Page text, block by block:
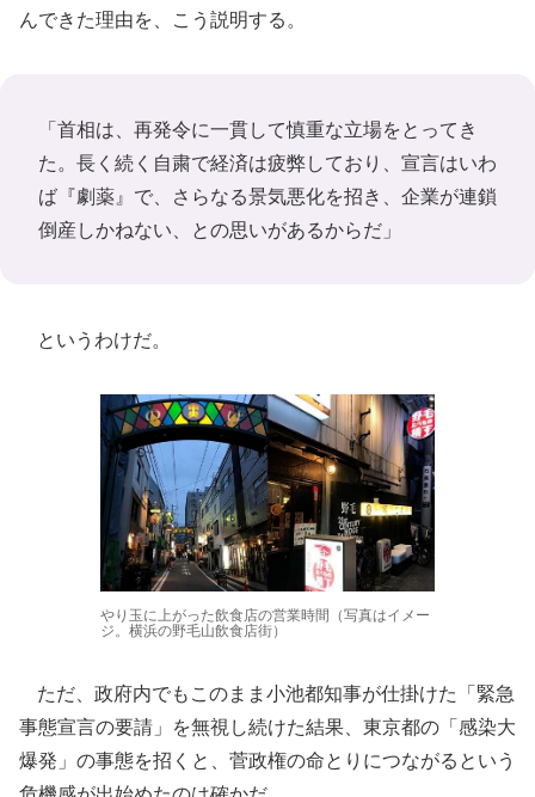
んできた理由を、こう説明する。
「首相は、再発令に一貫して慎重な立場をとってき
た。長く続く自粛で経済は疲弊しており、宣言はいわ
ば『劇薬』で、さらなる景気悪化を招き、企業が連鎖
倒産しかねない、との思いがあるからだ」
というわけだ。
やり玉に上がった飲食店の営業時間（写真はイメー
ジ。横浜の野毛山飲食店街）
ただ、政府内でもこのまま小池都知事が仕掛けた「緊急
事態宣言の要請」を無視し続けた結果、東京都の「感染大
爆発」の事態を招くと、菅政権の命とりにつながるという